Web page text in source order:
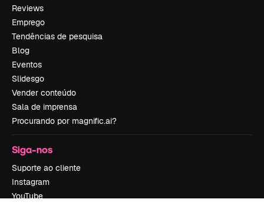
Reviews
Emprego
Tendências de pesquisa
Blog
Eventos
Slidesgo
Vender conteúdo
Sala de imprensa
Procurando por magnific.ai?
Siga-nos
Suporte ao cliente
Instagram
YouTube